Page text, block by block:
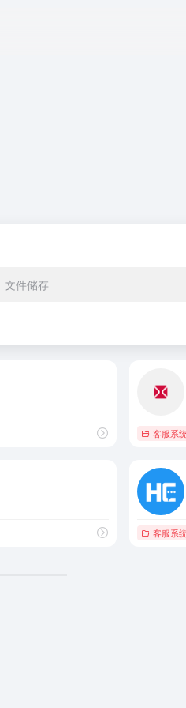
文件储存
客服系统
客服系统